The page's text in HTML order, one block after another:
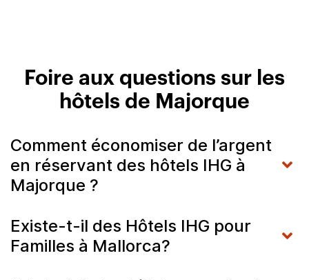
Foire aux questions sur les
hôtels de Majorque
Comment économiser de l’argent
en réservant des hôtels IHG à
Majorque ?
Existe-t-il des Hôtels IHG pour
Familles à Mallorca?